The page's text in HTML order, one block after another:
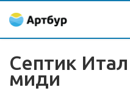
Септик
миди